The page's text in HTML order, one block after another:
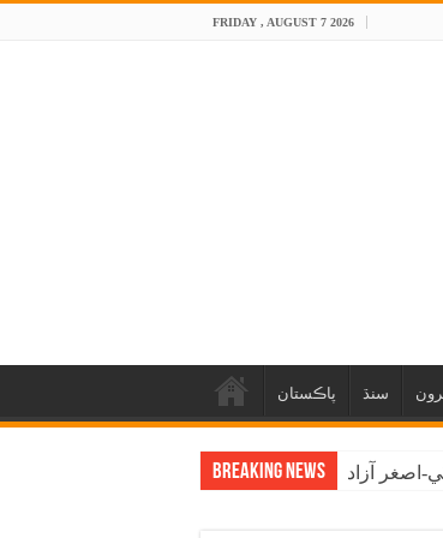
FRIDAY , AUGUST 7 2026
پاڪستان سنڌ
Breaking News اصغر آزاد